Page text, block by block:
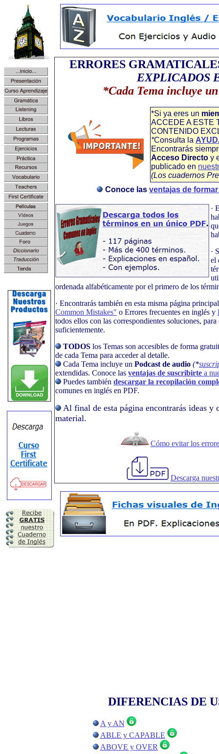
ERRORES
EXPLICADOS
*Cada Tema incluye
*Si ya eres un
ACCEDE A ESTE
CONTENIDO
*Consulta la
Encontrarás
Acceso Directo y
publicado en
(Los cuadernos
Conoce las ventajas de
·
·
el
ordenada alfabéticamente por el primero de los
· Encontrarás también en esta misma página
Common Mistakes" o Errores frecuentes en inglés y
todos ellos con las correspondientes soluciones,
suficientemente.
TODOS los Temas son accesibles de forma
de cada Tema para acceder al detalle.
Cada Tema incluye un Podcast de audio (*
extendidas. Conoce las ventajas de suscribirte a
Puedes también descargar la recopilación
comunes en inglés en PDF.
Al final de esta página encontrarás ideas y
material.
Cómo evitar los
Descarga
DIFERENCIAS DE
A y AN
ABLE y CAPABLE
ABOVE y OVER